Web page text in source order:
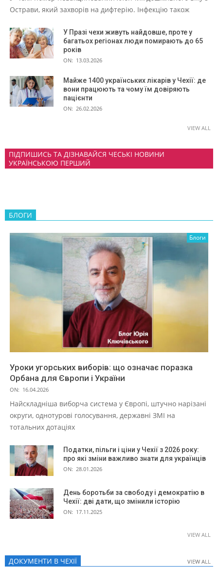
Острави, який захворів на дифтерію. Інфекцію також
У Празі чехи живуть найдовше, проте у
багатьох регіонах люди помирають до 65
років
ON: 13.03.2026
Майже 1400 українських лікарів у Чехії: де
вони працюють та чому їм довіряють
пацієнти
ON: 26.02.2026
VIEW ALL
ПІДПИШИСЬ ТА ДІЗНАВАЙСЯ ЧЕСЬКІ НОВИНИ
УКРАЇНСЬКОЮ ПЕРШИЙ
БЛОГИ
Блоги
Уроки угорських виборів: що означає поразка
Орбана для Європи і України
ON: 16.04.2026
Найскладніша виборча система у Європі, штучно нарізані
округи, однотурові голосування, державні ЗМІ на
тотальних дотаціях
Податки, пільги і ціни у Чехії з 2026 року:
про які зміни важливо знати для українців
ON: 28.01.2026
День боротьби за свободу і демократію в
Чехії: дві дати, що змінили історію
ON: 17.11.2025
VIEW ALL
ДОКУМЕНТИ В ЧЕХІЇ VIEW ALL
VIEW ALL